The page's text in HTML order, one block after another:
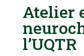
Atelier
l’UQTR